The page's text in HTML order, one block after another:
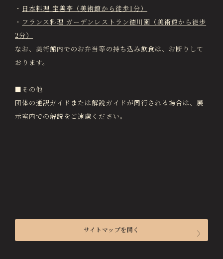
・ 日本料理 宝善亭（美術館から徒歩1分）
・ フランス料理 ガーデンレストラン徳川園（美術館から徒歩
2分）
なお、美術館内でのお弁当等の持ち込み飲食は、お断りして
おります。
■その他
団体の通訳ガイドまたは解説ガイドが同行される場合は、展
示室内での解説をご遠慮ください。
サイトマップを開く